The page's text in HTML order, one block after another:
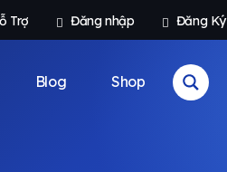
Trợ Đăng nhập Đăng Ký
Blog Shop